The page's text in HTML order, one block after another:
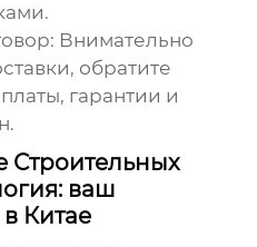
Внимательно
обратите
гарантии и
ваш
Китае